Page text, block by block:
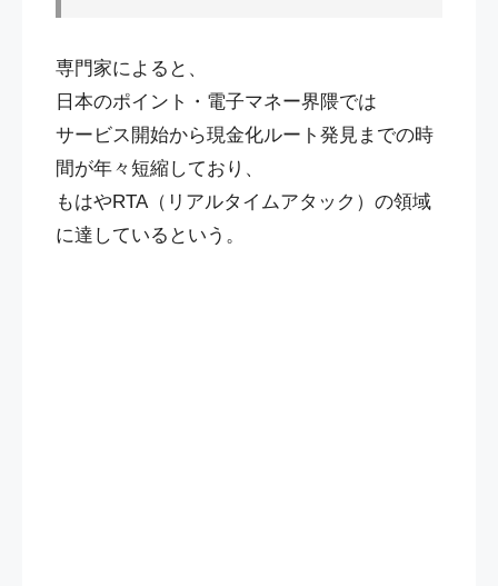
専門家によると、
日本のポイント・電子マネー界隈では
サービス開始から現金化ルート発見までの時
間が年々短縮しており、
もはやRTA（リアルタイムアタック）の領域
に達しているという。